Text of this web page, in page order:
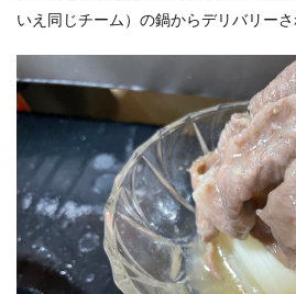
いえ同じチーム）の鍋からデリバリーさ